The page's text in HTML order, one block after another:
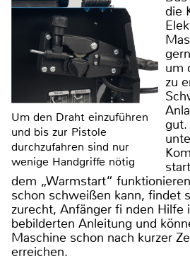
Um den Draht einzuführen
und bis zur Pistole
durchzufahren sind nur
wenige Handgriffe nötig
die
um
zu
gut.
dem „Warmstart“
schon schweißen kann, findet
zurecht, Anfänger fi nden Hilfe
bebilderten Anleitung und
Maschine schon nach kurzer
erreichen.